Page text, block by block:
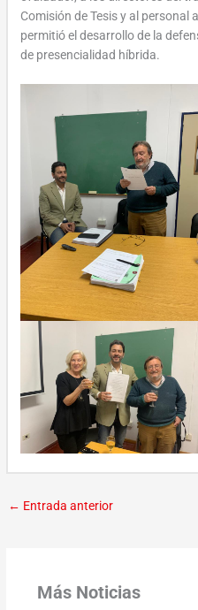
Comisión de Tesis y al personal
permitió el desarrollo de la
de presencialidad híbrida.
← Entrada anterior
Más Noticias